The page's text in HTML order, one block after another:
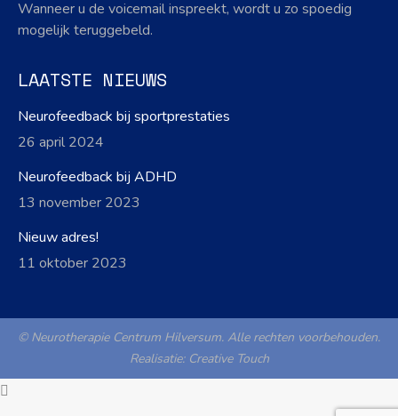
Wanneer u de voicemail inspreekt, wordt u zo spoedig
mogelijk teruggebeld.
LAATSTE NIEUWS
Neurofeedback bij sportprestaties
26 april 2024
Neurofeedback bij ADHD
13 november 2023
Nieuw adres!
11 oktober 2023
© Neurotherapie Centrum Hilversum. Alle rechten voorbehouden.
Realisatie: Creative Touch